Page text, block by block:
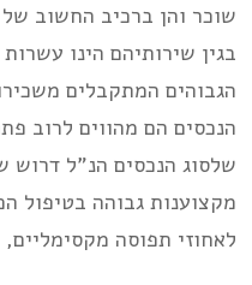
שוכר והן ברכיב החשוב
בגין שירותיהם הינו
הגבוהים המתקבלים
הנכסים הם מהווים לרוב
שלסוג הנכסים הנ”ל דרוש
מקצוענות גבוהה בטיפול
לאחוזי תפוסה